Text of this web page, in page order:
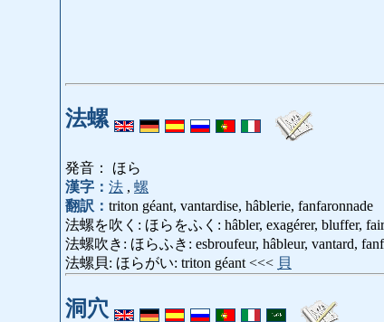
法螺
発音： ほら
漢字： 法 , 螺
翻訳： triton géant, vantardise, hâblerie, fanfaronnade
法螺を吹く: ほらをふく: hâbler, exagérer, bluffer,
法螺吹き: ほらふき: esbroufeur, hâbleur, vantard,
法螺貝: ほらがい: triton géant <<< 貝
洞穴